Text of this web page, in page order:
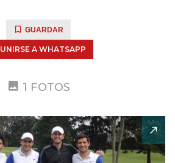
GUARDAR
UNIRSE A WHATSAPP
1 FOTOS